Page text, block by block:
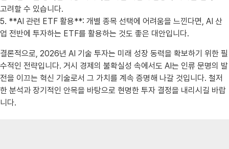
고려할 수 있습니다.
5. **AI 관련 ETF 활용**: 개별 종목 선택에 어려움을 느낀다면, AI 산
업 전반에 투자하는 ETF를 활용하는 것도 좋은 대안입니다.
결론적으로, 2026년 AI 기술 투자는 미래 성장 동력을 확보하기 위한 필
수적인 전략입니다. 거시 경제의 불확실성 속에서도 AI는 인류 문명의 발
전을 이끄는 혁신 기술로서 그 가치를 계속 증명해 나갈 것입니다. 철저
한 분석과 장기적인 안목을 바탕으로 현명한 투자 결정을 내리시길 바랍
니다.